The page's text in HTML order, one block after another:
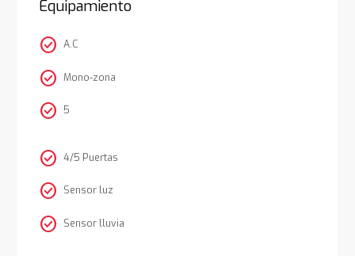
Equipamiento
check_circle A.C
check_circle Mono-zona
check_circle 5
check_circle 4/5 Puertas
check_circle Sensor luz
check_circle Sensor lluvia